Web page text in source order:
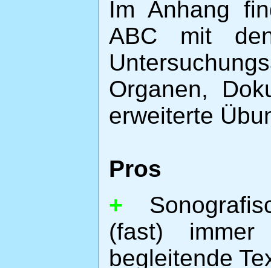
Im Anhang
ABC mit
Organen,
erweiterte
Pros
+
(fast)
begleitende